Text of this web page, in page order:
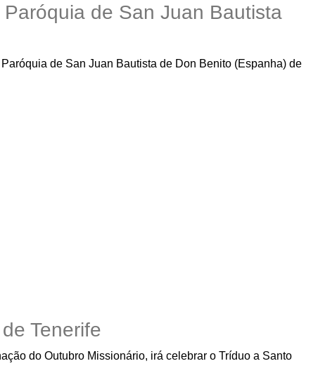
de San Juan Bautista
de San Juan Bautista de Don Benito (Espanha) de
Tenerife
do Outubro Missionário, irá celebrar o Tríduo a Santo